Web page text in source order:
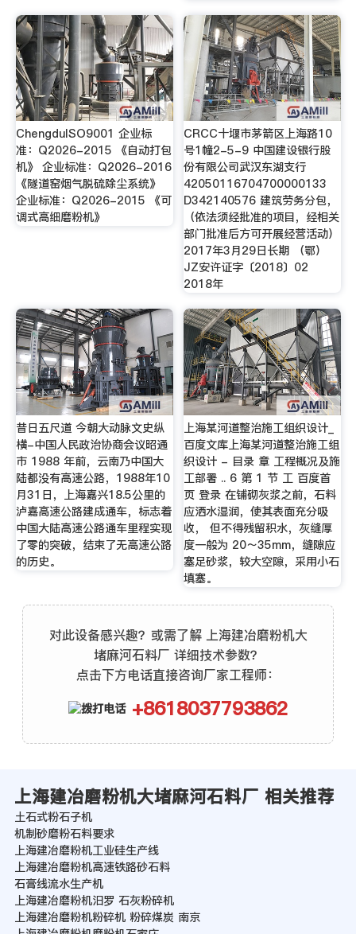
ChengduISO9001 企业标
准：Q2026-2015 《自动打包
机》 企业标准：Q2026-2016
《隧道窑烟气脱硫除尘系统》
企业标准：Q2026-2015 《可
调式高细磨粉机》
CRCC十堰市茅箭区上海路10
号1幢2-5-9 中国建设银行股
份有限公司武汉东湖支行
42050116704700000133
D342140576 建筑劳务分包，
（依法须经批准的项目，经相关
部门批准后方可开展经营活动）
2017年3月29日长期 （鄂）
JZ安许证字〔2018〕02
2018年
昔日五尺道 今朝大动脉文史纵
横-中国人民政治协商会议昭通
市 1988 年前，云南乃中国大
陆都没有高速公路，1988年10
月31日，上海嘉兴18.5公里的
泸嘉高速公路建成通车，标志着
中国大陆高速公路通车里程实现
了零的突破，结束了无高速公路
的历史。
上海某河道整治施工组织设计_
百度文库上海某河道整治施工组
织设计 - 目录 章 工程概况及施
工部署 .. 6 第 1 节 工 百度首
页 登录 在铺砌灰浆之前，石料
应洒水湿润，使其表面充分吸
收， 但不得残留积水，灰缝厚
度一般为 20～35mm，缝隙应
塞足砂浆，较大空隙，采用小石
填塞。
对此设备感兴趣？或需了解 上海建冶磨粉机大
堵麻河石料厂 详细技术参数？
点击下方电话直接咨询厂家工程师：
+8618037793862
上海建冶磨粉机大堵麻河石料厂 相关推荐
土石式粉石子机
机制砂磨粉石料要求
上海建冶磨粉机工业硅生产线
上海建冶磨粉机高速铁路砂石料
石膏线流水生产机
上海建冶磨粉机汨罗 石灰粉碎机
上海建冶磨粉机粉碎机 粉碎煤炭 南京